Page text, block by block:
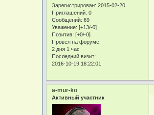
Зарегистрирован: 2015-02-20
Приглашений: 0
Сообщений: 69
Уважение: [+13/-0]
Позитив: [+0/-0]
Провел на форуме:
2 дня 1 час
Последний визит:
2016-10-19 18:22:01
a-mur-ko
Активный участник